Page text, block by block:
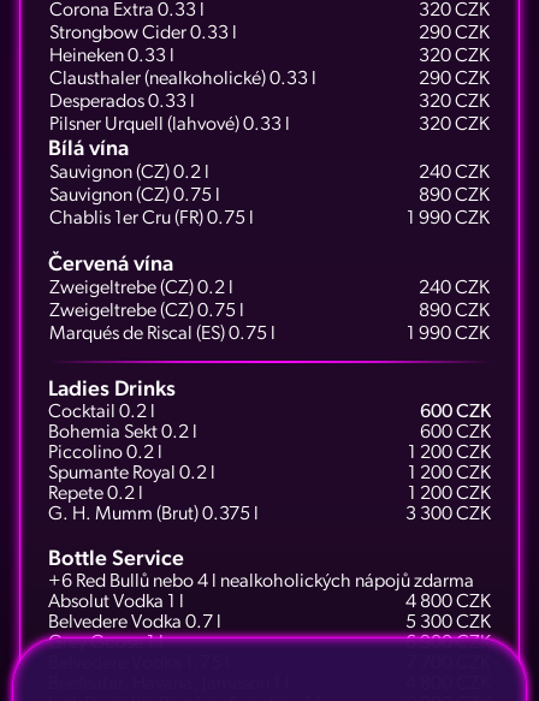
Corona Extra 0.33 l
320 CZK
Strongbow Cider 0.33 l
290 CZK
Heineken 0.33 l
320 CZK
Clausthaler (nealkoholické) 0.33 l
290 CZK
Desperados 0.33 l
320 CZK
Pilsner Urquell (lahvové) 0.33 l
320 CZK
Bílá vína
Sauvignon (CZ) 0.2 l
240 CZK
Sauvignon (CZ) 0.75 l
890 CZK
Chablis 1er Cru (FR) 0.75 l
1 990 CZK
Červená vína
Zweigeltrebe (CZ) 0.2 l
240 CZK
Zweigeltrebe (CZ) 0.75 l
890 CZK
Marqués de Riscal (ES) 0.75 l
1 990 CZK
Ladies Drinks
Cocktail 0.2 l
600 CZK
Bohemia Sekt 0.2 l
600 CZK
Piccolino 0.2 l
1 200 CZK
Spumante Royal 0.2 l
1 200 CZK
Repete 0.2 l
1 200 CZK
G. H. Mumm (Brut) 0.375 l
3 300 CZK
Bottle Service
+6 Red Bullů nebo 4 l nealkoholických nápojů zdarma
Absolut Vodka 1 l
4 800 CZK
Belvedere Vodka 0.7 l
5 300 CZK
Grey Goose 1 l
6 900 CZK